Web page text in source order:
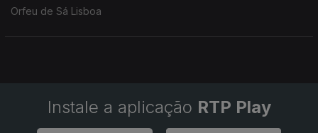
Orfeu de Sá Lisboa
Instale a aplicação RTP Play